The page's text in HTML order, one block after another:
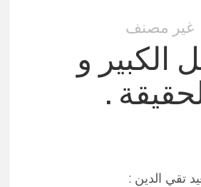
غير مصنف
الكبير و
.
تقي الدين :